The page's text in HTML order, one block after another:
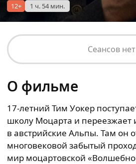
12+ 1 ч. 54 мин.
Сеансов нет
О фильме
17-летний Тим Уокер
школу Моцарта и переезжает
в австрийские Альпы. Там он
многовековой забытый
мир моцартовской